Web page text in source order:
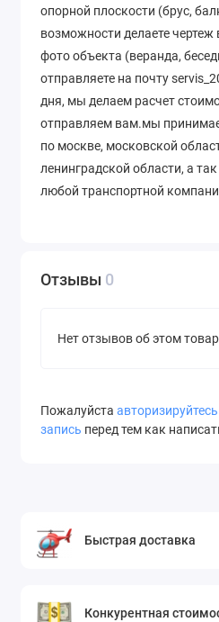
опорной плоскости (брус,
возможности делаете чертеж
фото объекта (веранда,
отправляете на почту
дня, мы делаем расчет
отправляем вам.мы
по москве, московской
ленинградской области, а
любой транспортной
Отзывы 0
Нет отзывов об этом
Пожалуйста авторизируйтесь
запись перед тем как
Быстрая доставка
Конкурентная